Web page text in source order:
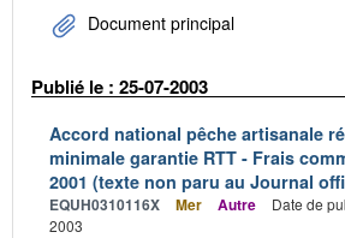
Document principal
Publié le : 25-07-2003
Accord national pêche artisanale
minimale garantie RTT - Frais
2001 (texte non paru au Journal
EQUH0310116X Mer Autre
Date de
2003